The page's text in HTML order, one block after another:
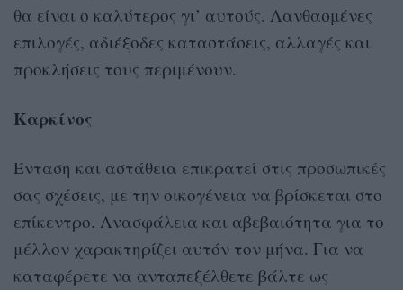
θα είναι ο καλύτερος γι’ αυτούς. Λανθασμένες
επιλογές, αδιέξοδες καταστάσεις, αλλαγές και
προκλήσεις τους περιμένουν.
Καρκίνος
Ένταση και αστάθεια επικρατεί στις προσωπικές
σας σχέσεις, με την οικογένεια να βρίσκεται στο
επίκεντρο. Ανασφάλεια και αβεβαιότητα για το
μέλλον χαρακτηρίζει αυτόν τον μήνα. Για να
καταφέρετε να ανταπεξέλθετε βάλτε ως